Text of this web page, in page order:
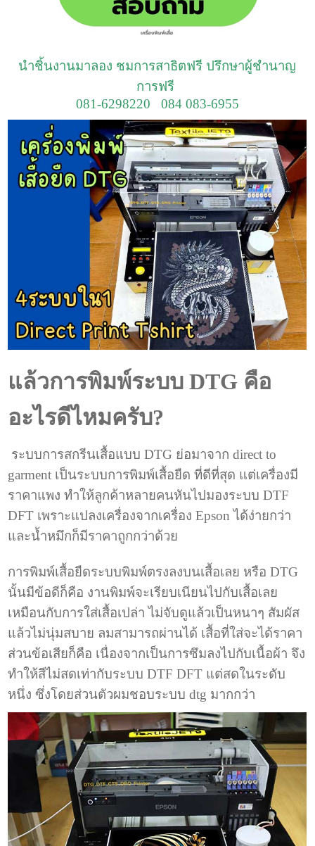
นำชิ้นงานมาลอง ชมการสาธิตฟรี ปรึกษาผู้ชำนาญ
การฟรี
081-6298220 084 083-6955
แล้วการพิมพ์ระบบ DTG คือ
อะไรดีไหมครับ?
ระบบการสกรีนเสื้อแบบ DTG ย่อมาจาก direct to
garment เป็นระบบการพิมพ์เสื้อยืด ที่ดีที่สุด แต่เครื่องมี
ราคาแพง ทำให้ลูกค้าหลายคนหันไปมองระบบ DTF
DFT เพราะแปลงเครื่องจากเครื่อง Epson ได้ง่ายกว่า
และน้ำหมึกก็มีราคาถูกกว่าด้วย
การพิมพ์เสื้อยืดระบบพิมพ์ตรงลงบนเสื้อเลย หรือ DTG
นั้นมีข้อดีก็คือ งานพิมพ์จะเรียบเนียนไปกับเสื้อเลย
เหมือนกับการใส่เสื้อเปล่า ไม่จับดูแล้วเป็นหนาๆ สัมผัส
แล้วไม่นุ่มสบาย ลมสามารถผ่านได้ เสื้อที่ใส่จะได้ราคา
ส่วนข้อเสียก็คือ เนื่องจากเป็นการซึมลงไปกับเนื้อผ้า จึง
ทำให้สีไม่สดเท่ากับระบบ DTF DFT แต่สดในระดับ
หนึ่ง ซึ่งโดยส่วนตัวผมชอบระบบ dtg มากกว่า